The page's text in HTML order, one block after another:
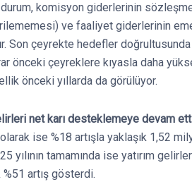
komisyon giderlerinin
ve faaliyet giderlerinin
Son çeyrekte hedefler
önceki çeyreklere kıyasla daha
önceki yıllarda da görülüyor.
net karı desteklemeye devam
ise %18 artışla yaklaşık 1,52
yılının tamamında ise yatırım
%51 artış gösterdi.